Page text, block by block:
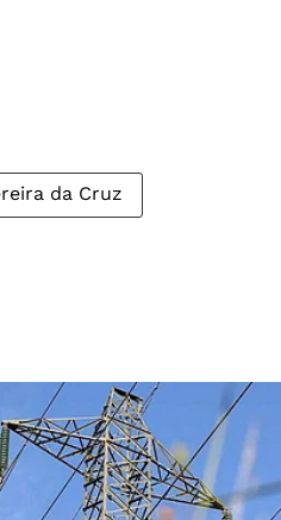
da Cruz